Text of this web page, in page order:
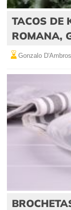
TACOS DE
ROMANA,
Gonzalo